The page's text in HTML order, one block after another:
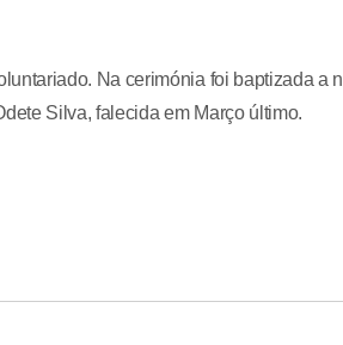
Na cerimónia foi baptizada a
Silva, falecida em Março último.